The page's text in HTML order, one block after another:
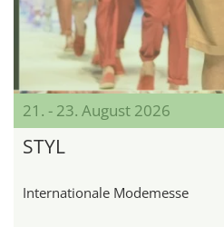
21. - 23. August 2026
STYL
Internationale Modemesse